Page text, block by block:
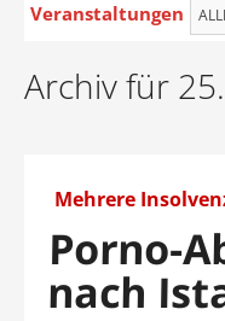
Veranstaltungen
Archiv für
Mehrere
Porno-
nach